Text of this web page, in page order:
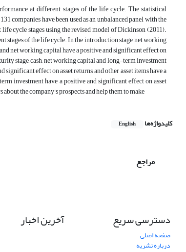
at different stages of the life cycle. The statistical
companies have been used as an unbalanced panel with the
cycle stages using the revised model of Dickinson (2011).
stages of the life cycle. In the introduction stage, net working
net working capital have a positive and significant effect on
stage, cash, net working capital and long-term investment
effect on asset returns, and other asset items have a
investment have a positive and significant effect on asset
the company's prospects and help them to make
کلیدواژه‌ها English
مراجع
دسترسی سریع
صفحه اصلی
درباره نشریه
آخرین اخبار